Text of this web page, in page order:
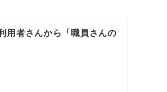
用者さんから「職員さんの